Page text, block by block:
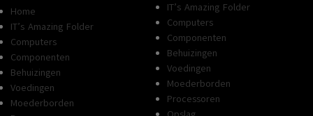
Home
IT’s Amazing Folder
Computers
Componenten
Behuizingen
Voedingen
Moederborden
IT’s Amazing Folder
Computers
Componenten
Behuizingen
Voedingen
Moederborden
Processoren